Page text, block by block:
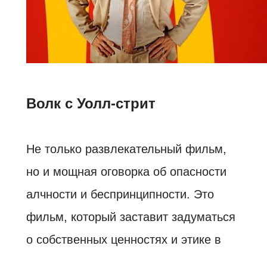
Волк с Уолл-стрит
Не только развлекательный фильм,
но и мощная оговорка об опасности
алчности и беспринципности. Это
фильм, который заставит задуматься
о собственных ценностях и этике в